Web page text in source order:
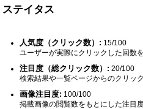
ステイタス
人気度（クリック数）: 15/100
ユーザーが実際にクリックした回数
注目度（総クリック数）: 20/100
検索結果や一覧ページからのクリッ
画像注目度: 100/100
掲載画像の閲覧数をもとにした注目